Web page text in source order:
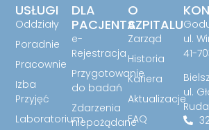
O
SZPITALU
Zarząd
Historia
Kariera
Aktualizacje
FAQ
DLA
PACJENTA
e-
Rejestracja
Przygotowanie
do badań
Zdarzenia
niepożądane
USŁUGI
Oddziały
Poradnie
Pracownie
Izba
Przyjęć
Laboratorium
ul.
41-
ul.